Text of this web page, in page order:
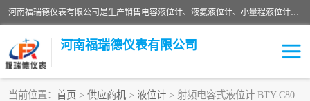
河南福瑞德仪表有限公司是生产销售电容液位计、液氨液位计、小量程液位计定制、智能锅炉水位计、液氮液位计等；并在产品开发、研制的过程中，吸取国内外仪器仪表的技术精华，建立了一支高、精、尖的科研开发队伍，使产品性能不断升级。
河南福瑞德仪表有限公司
当前位置： 首页 > 供应商机 > 液位计 > 射频电容式液位计 BTY-C80